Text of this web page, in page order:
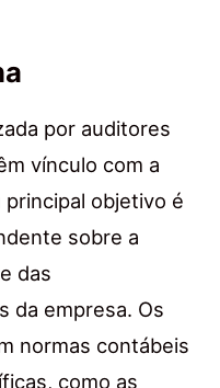
por auditores
vínculo com a
principal objetivo é
sobre a
das
da empresa. Os
normas contábeis
como as